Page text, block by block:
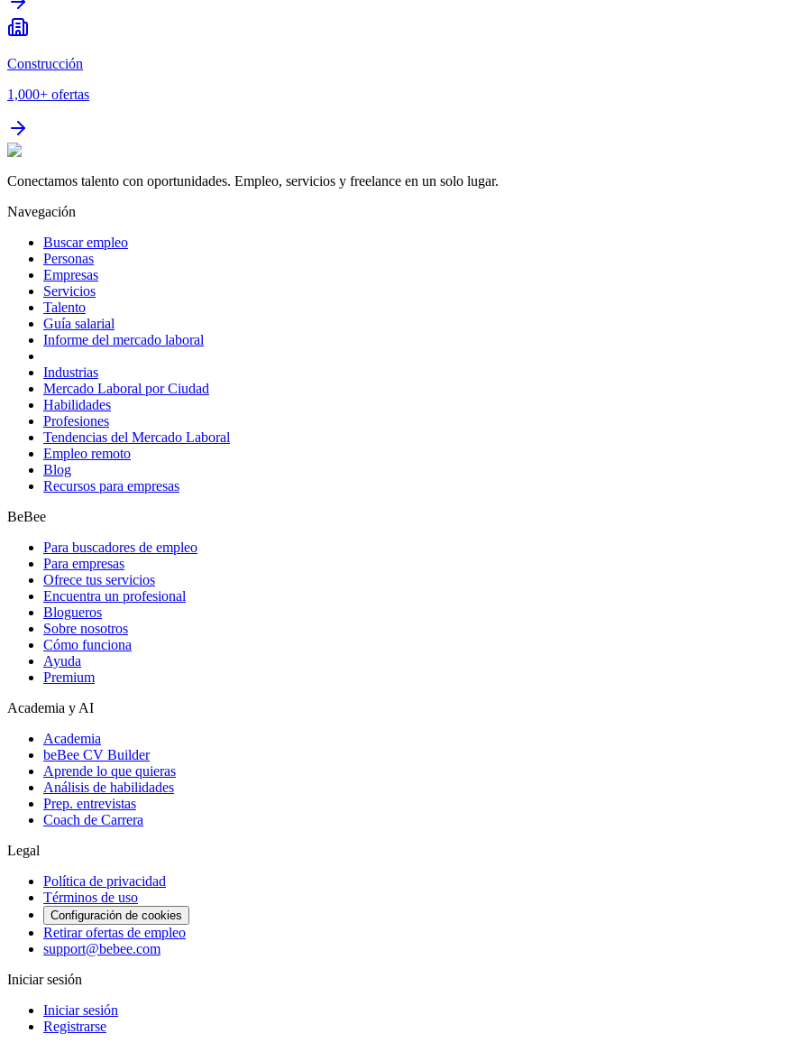
Construcción
1,000+ ofertas
Conectamos talento con oportunidades. Empleo, servicios y freelance en un solo lugar.
Navegación
Buscar empleo
Personas
Empresas
Servicios
Talento
Guía salarial
Informe del mercado laboral
Industrias
Mercado Laboral por Ciudad
Habilidades
Profesiones
Tendencias del Mercado Laboral
Empleo remoto
Blog
Recursos para empresas
BeBee
Para buscadores de empleo
Para empresas
Ofrece tus servicios
Encuentra un profesional
Blogueros
Sobre nosotros
Cómo funciona
Ayuda
Premium
Academia y AI
Academia
beBee CV Builder
Aprende lo que quieras
Análisis de habilidades
Prep. entrevistas
Coach de Carrera
Legal
Política de privacidad
Términos de uso
Configuración de cookies
Retirar ofertas de empleo
support@bebee.com
Iniciar sesión
Iniciar sesión
Registrarse